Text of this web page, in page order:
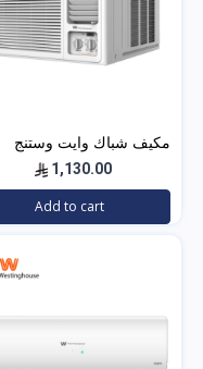
مكيف شباك وايت وستنج
هاوس (الجديد) WWA20K22R
1,130.00
Add to cart